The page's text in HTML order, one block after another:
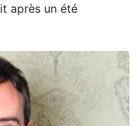
après un été